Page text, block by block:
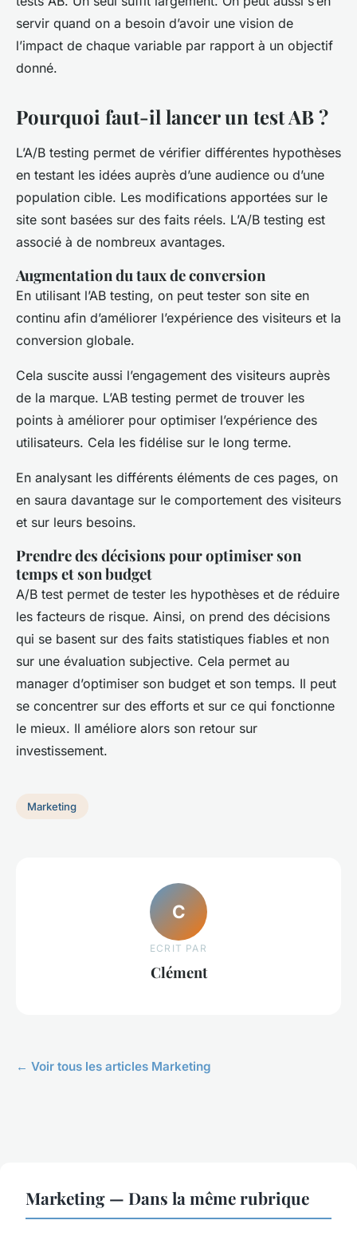
servir quand on a besoin d’avoir une vision de
l’impact de chaque variable par rapport à un objectif
donné.
Pourquoi faut-il lancer un test AB ?
L’A/B testing permet de vérifier différentes hypothèses
en testant les idées auprès d’une audience ou d’une
population cible. Les modifications apportées sur le
site sont basées sur des faits réels. L’A/B testing est
associé à de nombreux avantages.
Augmentation du taux de conversion
En utilisant l’AB testing, on peut tester son site en
continu afin d’améliorer l’expérience des visiteurs et la
conversion globale.
Cela suscite aussi l’engagement des visiteurs auprès
de la marque. L’AB testing permet de trouver les
points à améliorer pour optimiser l’expérience des
utilisateurs. Cela les fidélise sur le long terme.
En analysant les différents éléments de ces pages, on
en saura davantage sur le comportement des visiteurs
et sur leurs besoins.
Prendre des décisions pour optimiser son
temps et son budget
A/B test permet de tester les hypothèses et de réduire
les facteurs de risque. Ainsi, on prend des décisions
qui se basent sur des faits statistiques fiables et non
sur une évaluation subjective. Cela permet au
manager d’optimiser son budget et son temps. Il peut
se concentrer sur des efforts et sur ce qui fonctionne
le mieux. Il améliore alors son retour sur
investissement.
Marketing
C
ECRIT PAR
Clément
← Voir tous les articles Marketing
Marketing — Dans la même rubrique